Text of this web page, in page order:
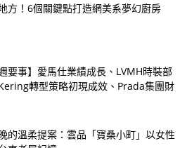
方！6個關鍵點打造網美系夢幻廚房
要事】愛馬仕業績成長、LVMH時裝部
轉型策略初現成效、Prada集團財
的溫柔提案：雲品「寶桑小町」以女性